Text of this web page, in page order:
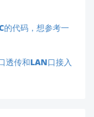
的代码，想参考一
透传和LAN口接入